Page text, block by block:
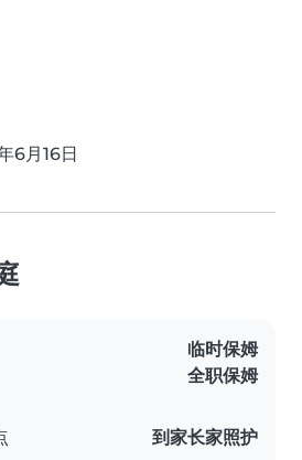
6月16日
临时保姆
全职保姆
到家长家照护